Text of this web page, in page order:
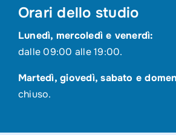
Orari dello studio
Lunedì, mercoledì e venerdì:
dalle 09:00 alle 19:00.
Martedì, giovedì, sabato e
chiuso.